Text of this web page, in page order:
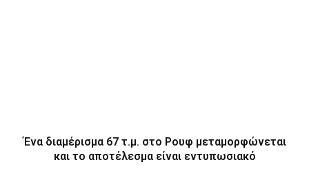
Ένα διαμέρισμα 67 τ.μ. στο Ρουφ μεταμορφώνεται
και το αποτέλεσμα είναι εντυπωσιακό